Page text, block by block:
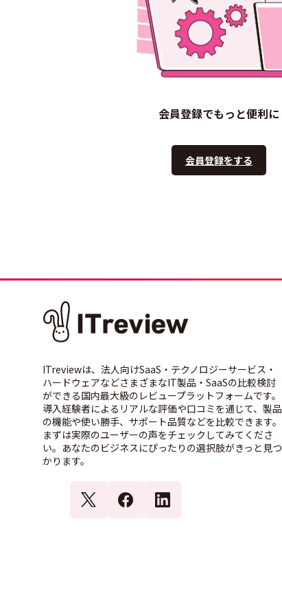
会員登録でもっと便利に
会員登録をする
ITreviewは、法人向けSaaS・テクノロジーサービス・
ハードウェアなどさまざまなIT製品・SaaSの比較検討
ができる国内最大級のレビュープラットフォームです。
導入経験者によるリアルな評価や口コミを通じて、製品
の機能や使い勝手、サポート品質などを比較できます。
まずは実際のユーザーの声をチェックしてみてくださ
い。あなたのビジネスにぴったりの選択肢がきっと見つ
かります。